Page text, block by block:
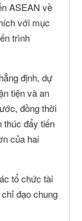
ASEAN về
với mục
trình
định, dự
tiện và an
đồng thời
thúc đẩy tiến
của hai
tổ chức tài
đạo chung